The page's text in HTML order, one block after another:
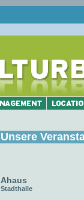
Unsere
Ahaus
Stadthalle